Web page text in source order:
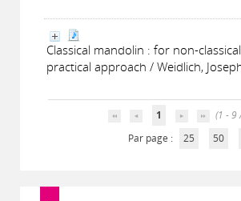
Classical mandolin : for non-
practical approach / Weidlich,
1
(1 - 9
Par page :
25 50